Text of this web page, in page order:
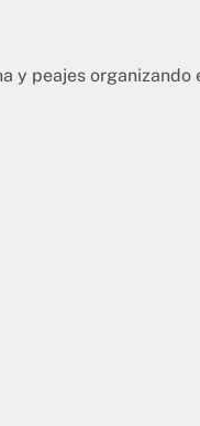
y peajes organizando